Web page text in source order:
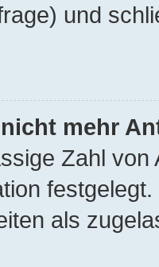
und
mehr
Zahl
als